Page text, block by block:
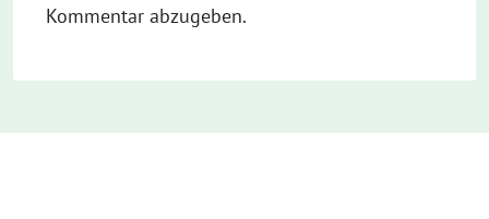
Kommentar abzugeben.